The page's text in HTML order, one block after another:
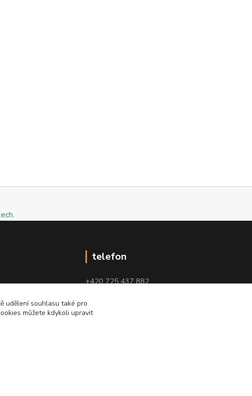
telefon
+420 725 437 882
+420 727 880 789
udělení souhlasu také pro
můžete kdykoli upravit